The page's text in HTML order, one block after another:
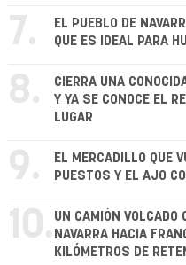
7.
EL PUEBLO DE
QUE ES IDEAL PARA
8.
CIERRA UNA
Y YA SE CONOCE EL
LUGAR
9.
EL MERCADILLO QUE
PUESTOS Y EL AJO
10. UN CAMIÓN
NAVARRA HACIA
KILÓMETROS DE